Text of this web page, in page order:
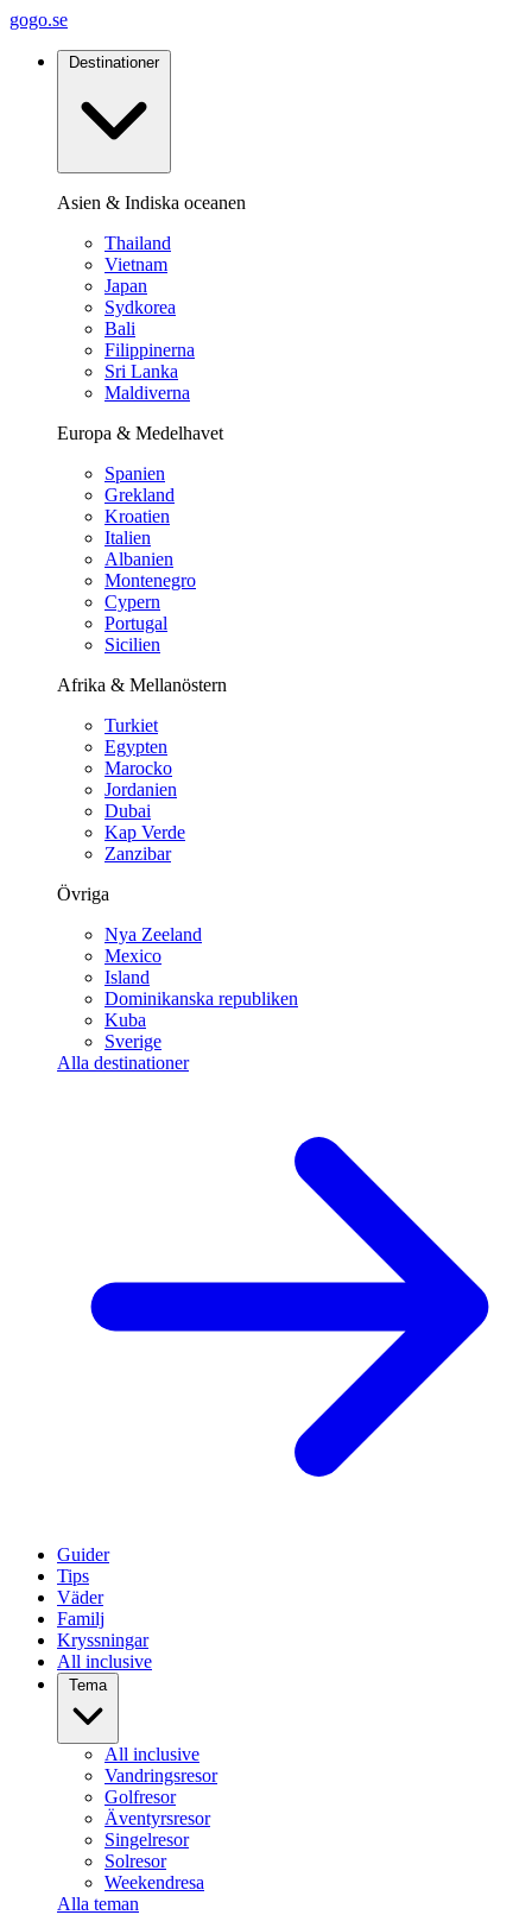
gogo.se
Destinationer
Asien & Indiska oceanen
Thailand
Vietnam
Japan
Sydkorea
Bali
Filippinerna
Sri Lanka
Maldiverna
Europa & Medelhavet
Spanien
Grekland
Kroatien
Italien
Albanien
Montenegro
Cypern
Portugal
Sicilien
Afrika & Mellanöstern
Turkiet
Egypten
Marocko
Jordanien
Dubai
Kap Verde
Zanzibar
Övriga
Nya Zeeland
Mexico
Island
Dominikanska republiken
Kuba
Sverige
Alla destinationer
Guider
Tips
Väder
Familj
Kryssningar
All inclusive
Tema
All inclusive
Vandringsresor
Golfresor
Äventyrsresor
Singelresor
Solresor
Weekendresa
Alla teman